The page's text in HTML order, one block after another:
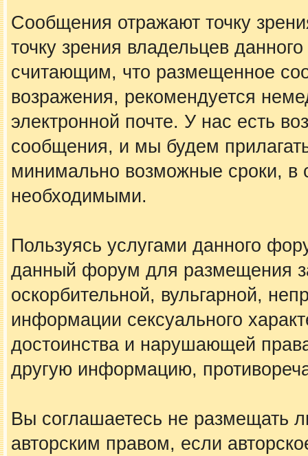
Сообщения отражают точку
точку зрения владельцев
считающим, что размещенное
возражения, рекомендуется
электронной почте. У нас есть
сообщения, и мы будем
минимально возможные сроки, в
необходимыми.
Пользуясь услугами данного
данный форум для размещения
оскорбительной, вульгарной,
информации сексуального
достоинства и нарушающей
другую информацию,
Вы соглашаетесь не
авторским правом, если